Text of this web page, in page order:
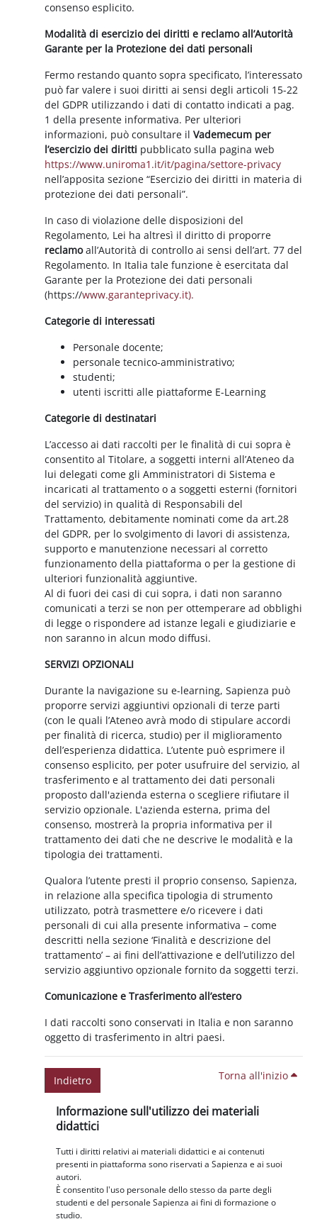
consenso esplicito.
Modalità di esercizio dei diritti e reclamo all’Autorità
Garante per la Protezione dei dati personali
Fermo restando quanto sopra specificato, l’interessato
può far valere i suoi diritti ai sensi degli articoli 15-22
del GDPR utilizzando i dati di contatto indicati a pag.
1 della presente informativa. Per ulteriori
informazioni, può consultare ilVademecum per
l’esercizio dei diritti pubblicato sulla pagina web
https://www.uniroma1.it/it/pagina/settore-privacy
nell’apposita sezione “Esercizio dei diritti in materia di
protezione dei dati personali”.
In caso di violazione delle disposizioni del
Regolamento, Lei ha altresì il diritto di proporre
reclamoall’Autorità di controllo ai sensi dell’art. 77 del
Regolamento. In Italia tale funzione è esercitata dal
Garante per la Protezione dei dati personali
(https://www.garanteprivacy.it).
Categorie di interessati
Personale docente;
personale tecnico-amministrativo;
studenti;
utenti iscritti alle piattaforme E-Learning
Categorie di destinatari
L’accesso ai dati raccolti per le finalità di cui sopra è
consentito al Titolare, a soggetti interni all’Ateneo da
lui delegati come gli Amministratori di Sistema e
incaricati al trattamento o a soggetti esterni (fornitori
del servizio) in qualità di Responsabili del
Trattamento, debitamente nominati come da art.28
del GDPR, per lo svolgimento di lavori di assistenza,
supporto e manutenzione necessari al corretto
funzionamento della piattaforma o per la gestione di
ulteriori funzionalità aggiuntive.
Al di fuori dei casi di cui sopra, i dati non saranno
comunicati a terzi se non per ottemperare ad obblighi
di legge o rispondere ad istanze legali e giudiziarie e
non saranno in alcun modo diffusi.
SERVIZI OPZIONALI
Durante la navigazione su e-learning, Sapienza può
proporre servizi aggiuntivi opzionali di terze parti
(con le quali l’Ateneo avrà modo di stipulare accordi
per finalità di ricerca, studio) per il miglioramento
dell’esperienza didattica. L’utente può esprimere il
consenso esplicito, per poter usufruire del servizio, al
trasferimento e al trattamento dei dati personali
proposto dall'azienda esterna o scegliere rifiutare il
servizio opzionale. L'azienda esterna, prima del
consenso, mostrerà la propria informativa per il
trattamento dei dati che ne descrive le modalità e la
tipologia dei trattamenti.
Qualora l’utente presti il proprio consenso, Sapienza,
in relazione alla specifica tipologia di strumento
utilizzato, potrà trasmettere e/o ricevere i dati
personali di cui alla presente informativa – come
descritti nella sezione ‘Finalità e descrizione del
trattamento’ – ai fini dell’attivazione e dell’utilizzo del
servizio aggiuntivo opzionale fornito da soggetti terzi.
Comunicazione e Trasferimento all’estero
I dati raccolti sono conservati in Italia e non saranno
oggetto di trasferimento in altri paesi.
Indietro Torna all'inizio
Blocchi
Informazione sull'utilizzo dei materiali
didattici
Tutti i diritti relativi ai materiali didattici e ai contenuti
presenti in piattaforma sono riservati a Sapienza e ai suoi
autori.
È consentito l'uso personale dello stesso da parte degli
studenti e del personale Sapienza ai fini di formazione o
studio.